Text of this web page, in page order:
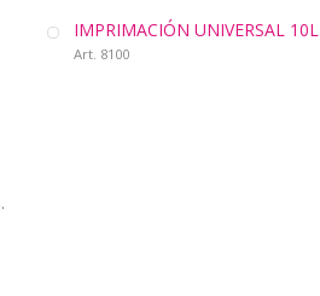
IMPRIMACIÓN UNIVERSAL 10L
Art. 8100